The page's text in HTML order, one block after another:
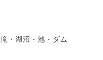
滝・湖沼・池・ダム